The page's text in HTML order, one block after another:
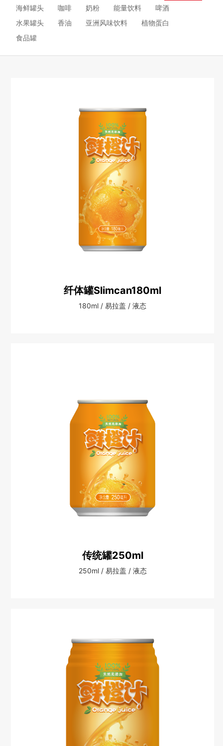
海鲜罐头
咖啡 奶粉 能量饮料
啤酒
水果罐头
香油 亚洲风味饮料
植物蛋白
食品罐
纤体罐Slimcan180ml
180ml / 易拉盖 / 液态
传统罐250ml
250ml / 易拉盖 / 液态